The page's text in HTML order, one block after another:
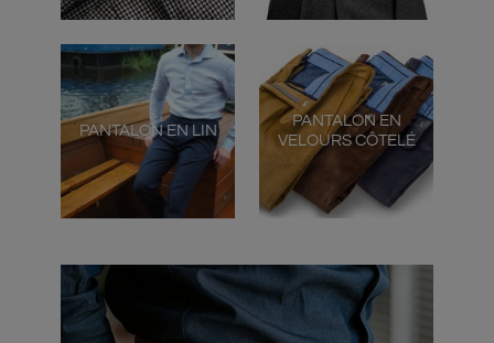
PANTALON EN LIN
PANTALON EN
VELOURS CÔTELÉ